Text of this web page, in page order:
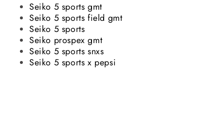
Seiko 5 sports gmt
Seiko 5 sports field gmt
Seiko 5 sports
Seiko prospex gmt
Seiko 5 sports snxs
Seiko 5 sports x pepsi